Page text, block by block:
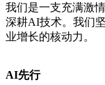
我们是一支充满激
深耕AI技术。我们
业增长的核动力。
AI先行